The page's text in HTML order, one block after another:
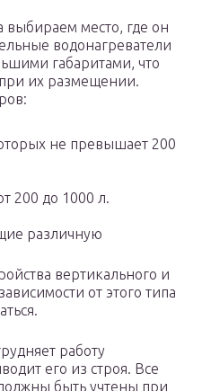
выбираем место, где он
водонагреватели
габаритами, что
при их размещении.
не превышает 200
200 до 1000 л.
различную
вертикального и
от этого типа
работу
его из строя. Все
быть учтены при